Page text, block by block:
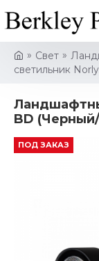
Свет
светильник
BD
ПОД ЗАКАЗ